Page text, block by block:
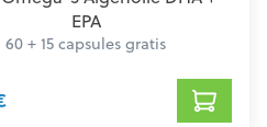
EPA
60 + 15 capsules gratis